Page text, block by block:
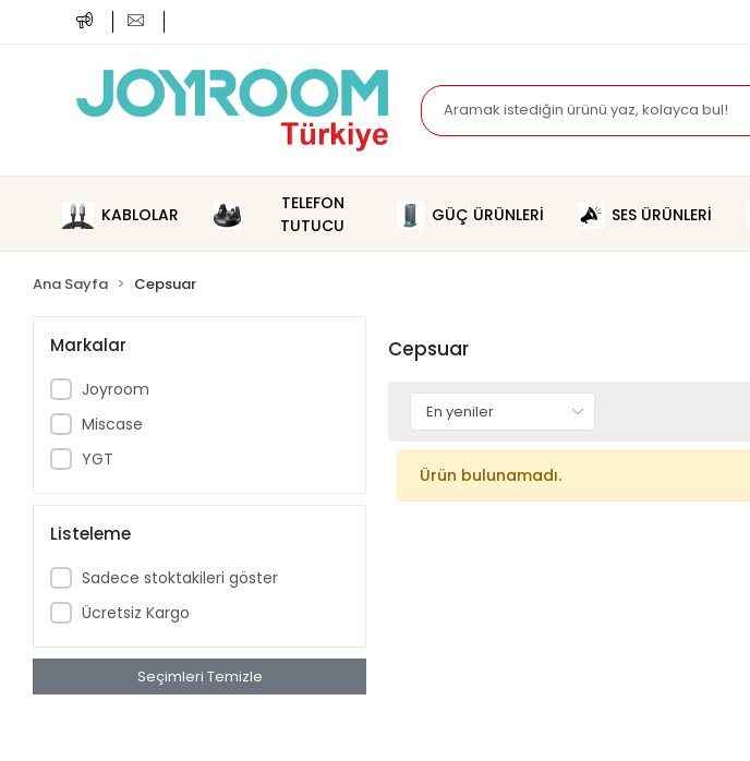
KABLOLAR
TELEFON
TUTUCU
GÜÇ ÜRÜNLERİ SES ÜRÜNLERİ
Ana Sayfa Cepsuar
Markalar
Joyroom
Miscase
YGT
Listeleme
Sadece stoktakileri göster
Ücretsiz Kargo
Seçimleri Temizle
Cepsuar
Ürün bulunamadı.